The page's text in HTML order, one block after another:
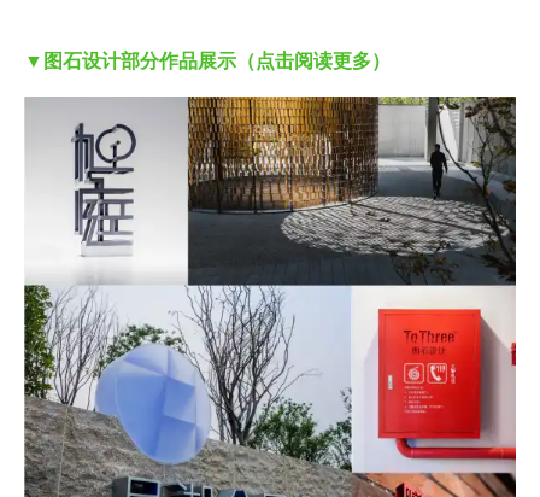
▼图石设计部分作品展示（点击阅读更多）